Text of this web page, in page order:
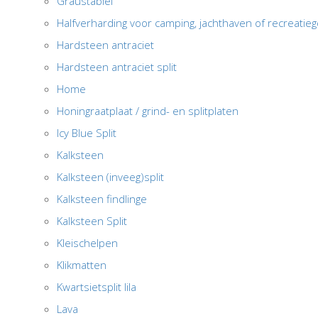
Halfverharding voor camping, jachthaven of
Hardsteen antraciet
Hardsteen antraciet split
Home
Honingraatplaat / grind- en splitplaten
Icy Blue Split
Kalksteen
Kalksteen (inveeg)split
Kalksteen findlinge
Kalksteen Split
Kleischelpen
Klikmatten
Kwartsietsplit lila
Lava